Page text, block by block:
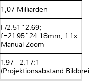
1,07 Milliarden
F/2.51~2.69;
f=21.95~24.18mm, 1.1x
Manual Zoom
1.97 - 2.17:1